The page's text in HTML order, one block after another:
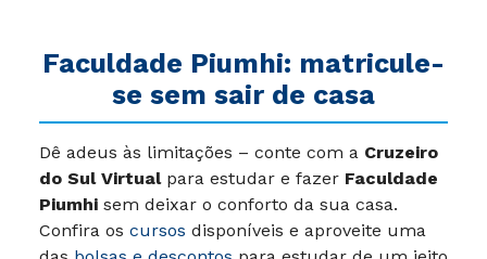
Faculdade Piumhi: matricule-
se sem sair de casa
Dê adeus às limitações – conte com a Cruzeiro
do Sul Virtualpara estudar e fazer Faculdade
Piumhi sem deixar o conforto da sua casa.
Confira os cursos disponíveis e aproveite uma